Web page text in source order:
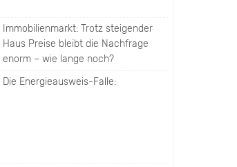
Immobilienmarkt: Trotz steigender
Haus Preise bleibt die Nachfrage
enorm – wie lange noch?
Die Energieausweis-Falle: